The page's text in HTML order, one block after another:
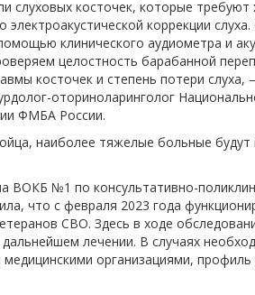
слуховых косточек, которые требуют
коррекции
клинического аудиометра и
целостность барабанной
косточек и степень потери слуха,
оториноларинголог
ФМБА России.
наиболее тяжелые больные будут
ВОКБ №1 по консультативно-
что с февраля 2023 года
СВО. Здесь в ходе
лечении. В случаях
медицинскими организациями,